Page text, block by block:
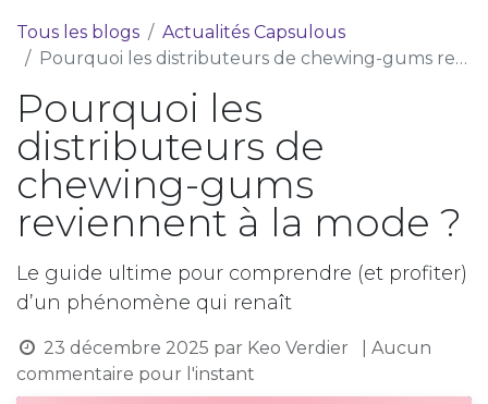
Tous les blogs
Actualités Capsulous
Pourquoi les distributeurs de chewing-gums reviennent à la mode ?
Pourquoi les
distributeurs de
chewing-gums
reviennent à la mode ?
Le guide ultime pour comprendre (et profiter)
d’un phénomène qui renaît
23 décembre 2025 par Keo Verdier
| Aucun
commentaire pour l'instant